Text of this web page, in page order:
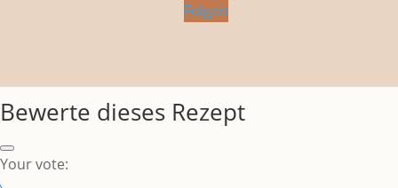
Folgen
Bewerte dieses Rezept
Your vote: